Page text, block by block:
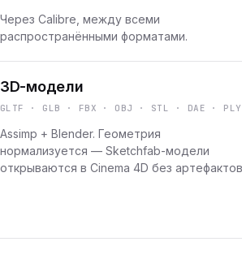
Через Calibre, между всеми
распространёнными форматами.
3D-модели
GLTF · GLB · FBX · OBJ · STL · DAE · PLY
Assimp + Blender. Геометрия
нормализуется — Sketchfab-модели
открываются в Cinema 4D без